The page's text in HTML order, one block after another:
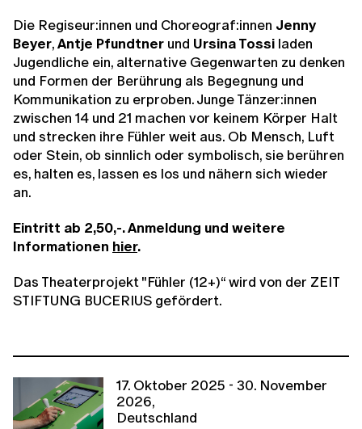
Die Regiseur:innen und Choreograf:innen Jenny
Beyer,Antje Pfundtner und Ursina Tossi laden
Jugendliche ein, alternative Gegenwarten zu denken
und Formen der Berührung als Begegnung und
Kommunikation zu erproben. Junge Tänzer:innen
zwischen 14 und 21 machen vor keinem Körper Halt
und strecken ihre Fühler weit aus. Ob Mensch, Luft
oder Stein, ob sinnlich oder symbolisch, sie berühren
es, halten es, lassen es los und nähern sich wieder
an.
Eintritt ab 2,50,-. Anmeldung und weitere
Informationen hier.
Das Theaterprojekt "Fühler (12+)“ wird von der ZEIT
STIFTUNG BUCERIUS gefördert.
17. Oktober 2025 - 30. November
2026,
Deutschland